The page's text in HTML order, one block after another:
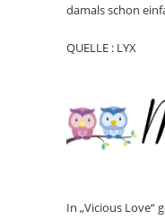
damals schon
QUELLE : LYX
In „Vicious Love“